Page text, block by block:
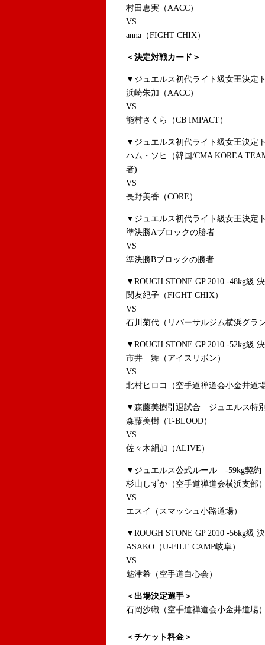
村田恵実（AACC）
VS
anna（FIGHT CHIX）
＜決定対戦カード＞
▼ジュエルス初代ライト級女王決定
浜崎朱加（AACC）
VS
能村さくら（CB IMPACT）
▼ジュエルス初代ライト級女王決定
ハム・ソヒ（韓国/CMA KOREA
者)
VS
長野美香 （CORE）
▼ジュエルス初代ライト級女王決定
準決勝Aブロックの勝者
VS
準決勝Bブロックの勝者
▼ROUGH STONE GP 2010 -48kg級
関友紀子（FIGHT CHIX）
VS
石川菊代（リバーサルジム横浜グラ
▼ROUGH STONE GP 2010 -52kg級
市井 舞（アイスリボン）
VS
北村ヒロコ（空手道禅道会小金井道
▼森藤美樹引退試合 ジュエルス特
森藤美樹（T-BLOOD）
VS
佐々木絹加（ALIVE）
▼ジュエルス公式ルール -59kg契
杉山しずか（空手道禅道会横浜支部
VS
エスイ（スマッシュ小路道場）
▼ROUGH STONE GP 2010 -56kg級
ASAKO（U-FILE CAMP岐阜）
VS
魅津希（空手道白心会）
＜出場決定選手＞
石岡沙織（空手道禅道会小金井道場
＜チケット料金＞